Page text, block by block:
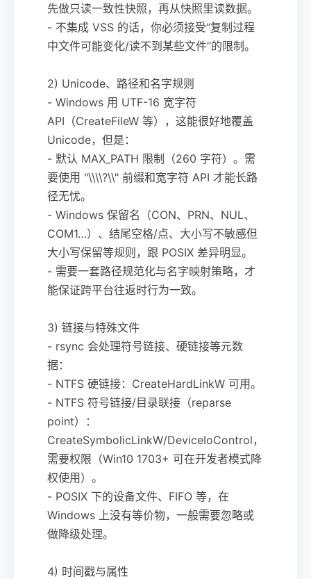
先做只读一致性快照，再从快照里读数据。
- 不集成 VSS 的话，你必须接受“复制过程
中文件可能变化/读不到某些文件”的限制。
2) Unicode、路径和名字规则
- Windows 用 UTF-16 宽字符
API（CreateFileW 等），这能很好地覆盖
Unicode，但是：
- 默认 MAX_PATH 限制（260 字符）。需
要使用 "\\\\?\\" 前缀和宽字符 API 才能长路
径无忧。
- Windows 保留名（CON、PRN、NUL、
COM1…）、结尾空格/点、大小写不敏感但
大小写保留等规则，跟 POSIX 差异明显。
- 需要一套路径规范化与名字映射策略，才
能保证跨平台往返时行为一致。
3) 链接与特殊文件
- rsync 会处理符号链接、硬链接等元数
据：
- NTFS 硬链接：CreateHardLinkW 可用。
- NTFS 符号链接/目录联接（reparse
point）：
CreateSymbolicLinkW/DeviceIoControl，
需要权限（Win10 1703+ 可在开发者模式降
权使用）。
- POSIX 下的设备文件、FIFO 等，在
Windows 上没有等价物，一般需要忽略或
做降级处理。
4) 时间戳与属性